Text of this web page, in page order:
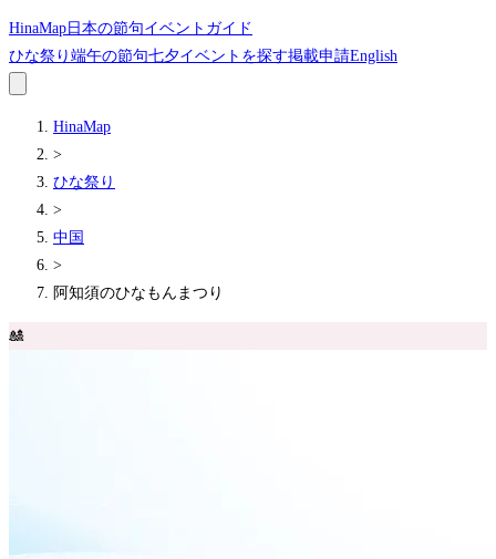
HinaMap 日本の節句イベントガイド
ひな祭り 端午の節句七夕イベントを探す掲載申請English
HinaMap
>
ひな祭り
>
中国
>
阿知須のひなもんまつり
🎎